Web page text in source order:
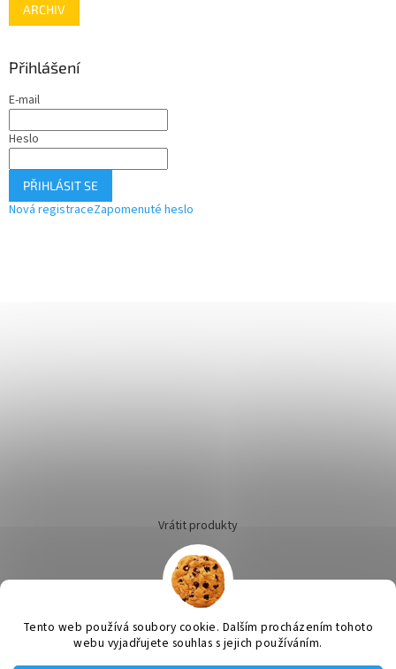
Tento web používá soubory cookie. Dalším procházením tohoto
webu vyjadřujete souhlas s jejich používáním.
ARCHIV
Přihlášení
E-mail
Heslo
PŘIHLÁSIT SE
Nová registraceZapomenuté heslo
Vrátit produkty
Vytvořil Shoptet